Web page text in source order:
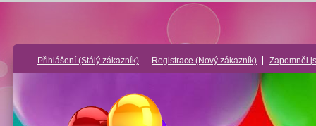
Přihlášení (Stálý zákazník) Registrace (Nový zákazník) Zapomněl